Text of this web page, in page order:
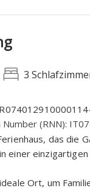
3
(RNN):
das die
einer
Ort, um